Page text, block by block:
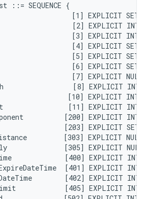
::= SEQUENCE {
[1] EXPLICIT
[2] EXPLICIT
[3] EXPLICIT
[4] EXPLICIT
[5] EXPLICIT
[6] EXPLICIT
[7] EXPLICIT
[8] EXPLICIT
[10] EXPLICIT
[11] EXPLICIT
[200] EXPLICIT
[203] EXPLICIT
[303] EXPLICIT
[305] EXPLICIT
[400] EXPLICIT
[401] EXPLICIT
[402] EXPLICIT
[405] EXPLICIT